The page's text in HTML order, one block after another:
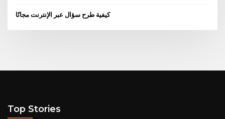
كيفية طرح سؤال عبر الإنترنت مجانًا
Top Stories